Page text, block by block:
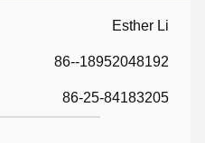
Esther Li
86--18952048192
86-25-84183205